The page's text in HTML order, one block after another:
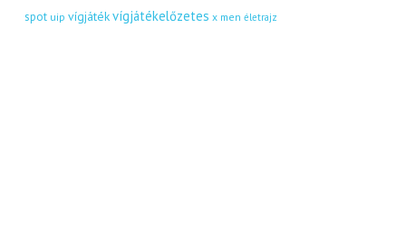
spot uip vígjátékvígjátékelőzetes x men életrajz